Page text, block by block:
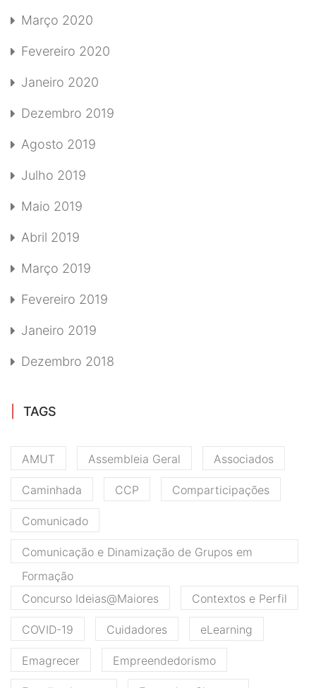
Março 2020
Fevereiro 2020
Janeiro 2020
Dezembro 2019
Agosto 2019
Julho 2019
Maio 2019
Abril 2019
Março 2019
Fevereiro 2019
Janeiro 2019
Dezembro 2018
TAGS
AMUT Assembleia Geral Associados
Caminhada CCP Comparticipações
Comunicado
Comunicação e Dinamização de Grupos em
Formação
Concurso Ideias@Maiores
Contextos e Perfil
COVID-19 Cuidadores eLearning
Emagrecer Empreendedorismo